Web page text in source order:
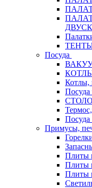
Посуда
Котлы,
Посуда
Примусы,
Плиты
Плиты
Плиты